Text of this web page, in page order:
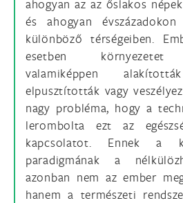
ahogyan az az őslakos
és ahogyan
különböző térségeiben.
esetben környezetet
valamiképpen
elpusztították vagy
nagy probléma, hogy a
lerombolta ezt az
kapcsolatot. Ennek a
paradigmának a
azonban nem az ember
hanem a természeti